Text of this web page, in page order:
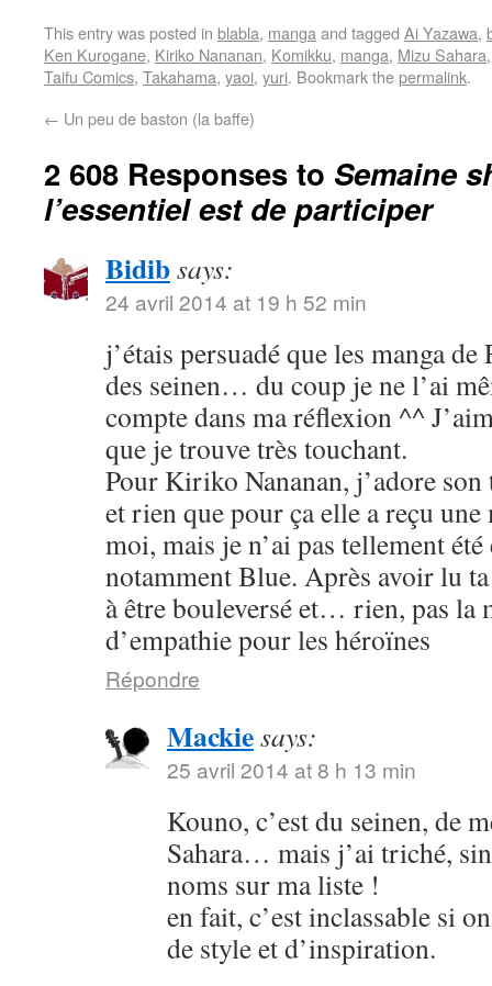
This entry was posted in blabla, mangaand tagged Ai Yazawa,
Ken Kurogane, Kiriko Nananan, Komikku, manga, Mizu Sahara
Taifu Comics, Takahama, yaoi, yuri. Bookmark thepermalink.
← Un peu de baston (la baffe)
2 608 Responses to Semaine
l’essentiel est de participer
Bidibsays:
24 avril 2014 at 19 h 52 min
j’étais persuadé que les manga
des seinen… du coup je ne l’ai
compte dans ma réflexion ^^
que je trouve très touchant.
Pour Kiriko Nananan, j’adore
et rien que pour ça elle a reçu
moi, mais je n’ai pas tellement
notamment Blue. Après avoir lu
à être bouleversé et… rien, pas la
d’empathie pour les héroïnes
Répondre
Mackiesays:
25 avril 2014 at 8 h 13 min
Kouno, c’est du seinen, de
Sahara… mais j’ai triché,
noms sur ma liste !
en fait, c’est inclassable si
de style et d’inspiration.